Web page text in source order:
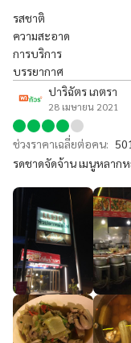
รสชาติ
ความสะอาด
การบริการ
บรรยากาศ
ปาริฉัตร เภตรา
28 เมษายน 2021
ช่วงราคาเฉลี่ยต่อคน:
รดชาดจัดจ้าน เมนูหลาก